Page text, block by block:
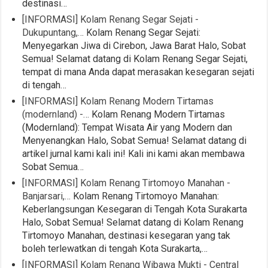
destinasi…
[INFORMASI] Kolam Renang Segar Sejati -
Dukupuntang,… Kolam Renang Segar Sejati:
Menyegarkan Jiwa di Cirebon, Jawa Barat Halo, Sobat
Semua! Selamat datang di Kolam Renang Segar Sejati,
tempat di mana Anda dapat merasakan kesegaran sejati
di tengah…
[INFORMASI] Kolam Renang Modern Tirtamas
(modernland) -… Kolam Renang Modern Tirtamas
(Modernland): Tempat Wisata Air yang Modern dan
Menyenangkan Halo, Sobat Semua! Selamat datang di
artikel jurnal kami kali ini! Kali ini kami akan membawa
Sobat Semua…
[INFORMASI] Kolam Renang Tirtomoyo Manahan -
Banjarsari,… Kolam Renang Tirtomoyo Manahan:
Keberlangsungan Kesegaran di Tengah Kota Surakarta
Halo, Sobat Semua! Selamat datang di Kolam Renang
Tirtomoyo Manahan, destinasi kesegaran yang tak
boleh terlewatkan di tengah Kota Surakarta,…
[INFORMASI] Kolam Renang Wibawa Mukti - Central